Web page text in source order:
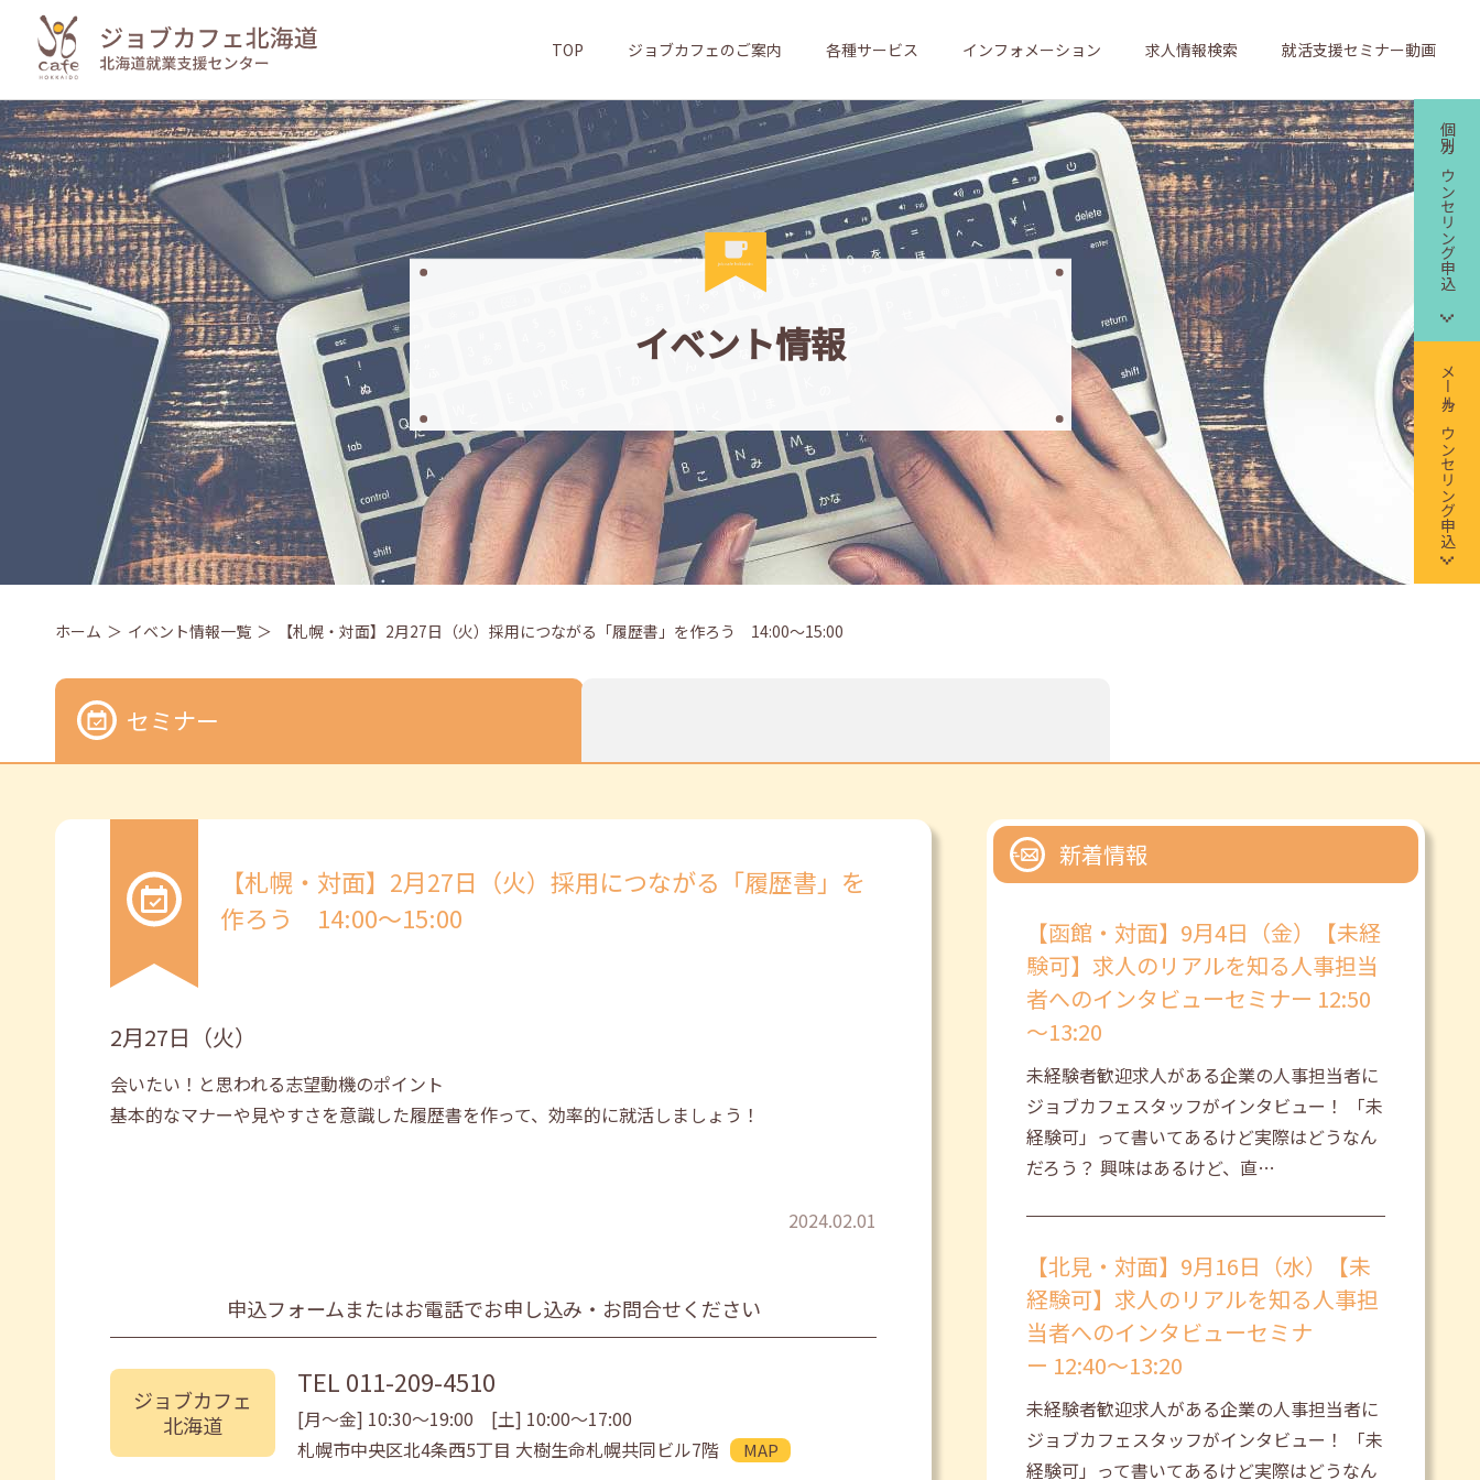
TOP ジョブカフェのご案内 各種サービス インフォメーション 求人情報検索 就活支援セミナー動画
個別カウンセリング申込
メールカウンセリング申込
イベント情報
ホーム イベント情報一覧 【札幌・対面】2月27日（火）採用につながる「履歴書」を作ろう 14:00～15:00
セミナー
【札幌・対面】2月27日（火）採用につながる「履歴書」を
作ろう 14:00～15:00
2月27日（火）
会いたい！と思われる志望動機のポイント
基本的なマナーや見やすさを意識した履歴書を作って、効率的に就活しましょう！
2024.02.01
申込フォームまたはお電話でお申し込み・お問合せください
ジョブカフェ
北海道
TEL 011-209-4510
[月〜金] 10:30〜19:00 [土] 10:00〜17:00
札幌市中央区北4条西5丁目 大樹生命札幌共同ビル7階
MAP
新着情報
【函館・対面】9月4日（金）【未経
験可】求人のリアルを知る人事担当
者へのインタビューセミナー 12:50
～13:20
未経験者歓迎求人がある企業の人事担当者に
ジョブカフェスタッフがインタビュー！ 「未
経験可」って書いてあるけど実際はどうなん
だろう？ 興味はあるけど、直…
【北見・対面】9月16日（水）【未
経験可】求人のリアルを知る人事担
当者へのインタビューセミナ
ー 12:40～13:20
未経験者歓迎求人がある企業の人事担当者に
ジョブカフェスタッフがインタビュー！ 「未
経験可」って書いてあるけど実際はどうなん